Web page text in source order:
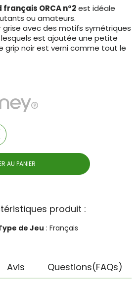
ORCA n°2est idéale
ou amateurs.
grise avec des motifs symétriques
est ajoutée une petite
grip noir est verni comme tout le
AU PANIER
produit :
de Jeu : Français
Avis Questions(FAQs)